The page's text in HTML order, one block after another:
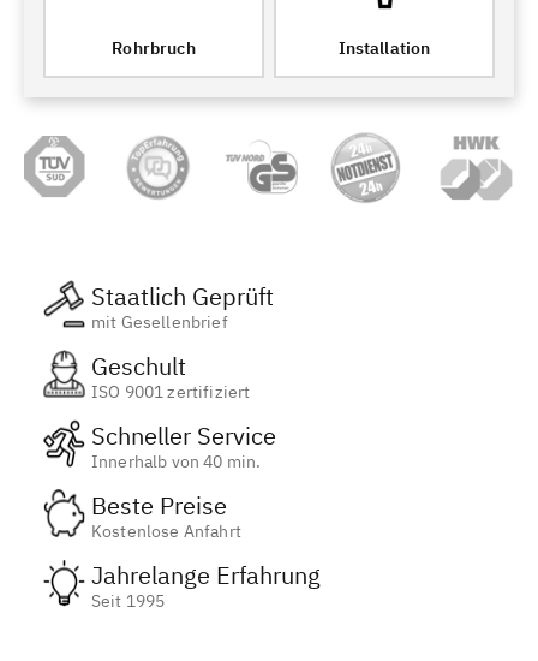
Rohrbruch Installation
Staatlich Geprüft
mit Gesellenbrief
Geschult
ISO 9001 zertifiziert
Schneller Service
Innerhalb von 40 min.
Beste Preise
Kostenlose Anfahrt
Jahrelange Erfahrung
Seit 1995